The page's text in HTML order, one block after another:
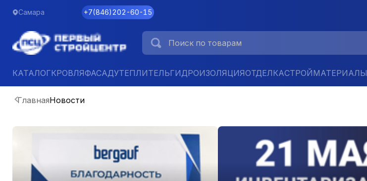
Самара +7(846)202-60-15
КАТАЛОГКРОВЛЯФАСАДУТЕПЛИТЕЛЬГИДРОИЗОЛЯЦИЯОТДЕЛКАСТРОЙМАТЕРИАЛЫ
ГлавнаяНовости